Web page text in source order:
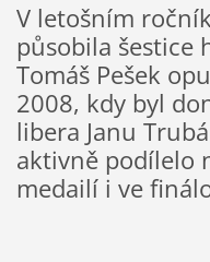
V letošním
působila šestice
Tomáš Pešek
2008, kdy byl
libera Janu
aktivně podílelo
medailí i ve